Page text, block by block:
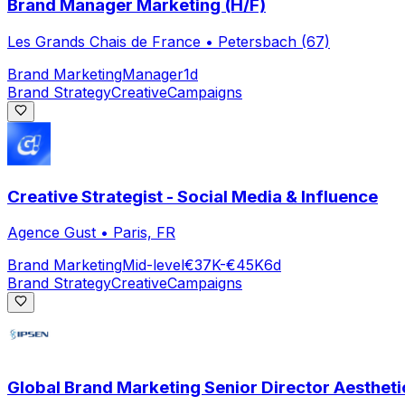
Brand Manager Marketing (H/F)
Les Grands Chais de France • Petersbach (67)
Brand MarketingManager1d
Brand StrategyCreativeCampaigns
Creative Strategist - Social Media & Influence
Agence Gust • Paris, FR
Brand MarketingMid-level€37K-€45K6d
Brand StrategyCreativeCampaigns
Global Brand Marketing Senior Director